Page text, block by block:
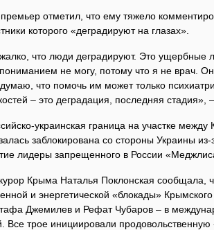
отметил, что ему тяжело
которого «деградируют на глазах».
что люди деградируют. Это
не могу, потому что я не врач.
что помочь им может только
– это деградация, последняя
украинская граница на участке
заблокирована со стороны Украины
лидеры запрещенного в России
Крыма Наталья Поклонская сообщала,
и энергетической «блокады»
Джемилев и Рефат Чубаров – в
Все трое инициировали